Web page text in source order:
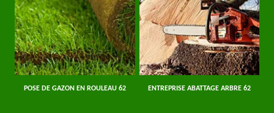
POSE DE GAZON EN ROULEAU 62 ENTREPRISE ABATTAGE ARBRE 62